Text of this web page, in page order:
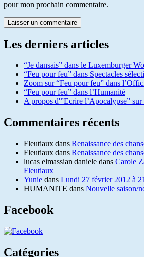
pour mon prochain commentaire.
Les derniers articles
“Je dansais” dans le Luxemburger
“Feu pour feu” dans Spectacles
Zoom sur “Feu pour feu” dans
“Feu pour feu” dans l’Humanité
A propos d'”Ecrire l’Apocalypse”
Commentaires récents
Fleutiaux dans Renaissance des
Fleutiaux dans Renaissance des
lucas elmassian daniele dans Carole
Fleutiaux
Yunie dans Lundi 27 février 2012 à
HUMANITE dans Nouvelle saison/
Facebook
Catégories